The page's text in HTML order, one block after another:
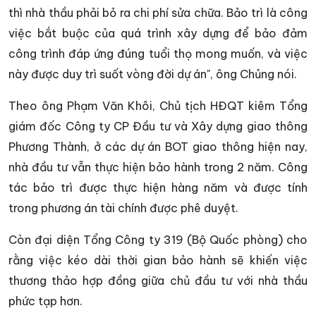
thì nhà thầu phải bỏ ra chi phí sửa chữa. Bảo trì là công
việc bắt buộc của quá trình xây dựng để bảo đảm
công trình đáp ứng đúng tuổi thọ mong muốn, và việc
này được duy trì suốt vòng đời dự án", ông Chủng nói.
Theo ông Phạm Văn Khôi, Chủ tịch HĐQT kiêm Tổng
giám đốc Công ty CP Đầu tư và Xây dựng giao thông
Phương Thành, ở các dự án BOT giao thông hiện nay,
nhà đầu tư vẫn thực hiện bảo hành trong 2 năm. Công
tác bảo trì được thực hiện hàng năm và được tính
trong phương án tài chính được phê duyệt.
Còn đại diện Tổng Công ty 319 (Bộ Quốc phòng) cho
rằng việc kéo dài thời gian bảo hành sẽ khiến việc
thương thảo hợp đồng giữa chủ đầu tư với nhà thầu
phức tạp hơn.